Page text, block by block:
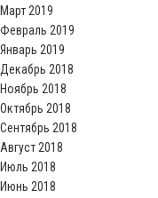
Март 2019
Февраль 2019
Январь 2019
Декабрь 2018
Ноябрь 2018
Октябрь 2018
Сентябрь 2018
Август 2018
Июль 2018
Июнь 2018